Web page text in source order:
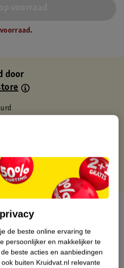
door
kaart
de beste online ervaring te
persoonlijker en makkelijker te
beste acties en aanbiedingen
buiten Kruidvat.nl relevante